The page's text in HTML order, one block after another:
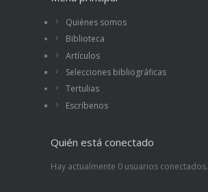
Quiénes somos
Biblioteca
Artículos
Selecciones bibliográficas
Tertulias
Escríbenos
Quién está conectado
Hay actualmente 0 usuarios conectados.